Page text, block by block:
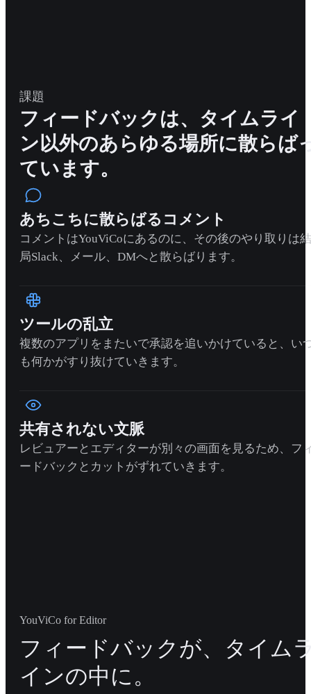
課題
フィードバックは、タイムライ
ン以外のあらゆる場所に散らば
ています。
あちこちに散らばるコメント
コメントはYouViCoにあるのに、その後のやり取りは結
局Slack、メール、DMへと散らばります。
ツールの乱立
複数のアプリをまたいで承認を追いかけていると、い
も何かがすり抜けていきます。
共有されない文脈
レビュアーとエディターが別々の画面を見るため、フ
ードバックとカットがずれていきます。
YouViCo for Editor
フィードバックが、タイム
インの中に。